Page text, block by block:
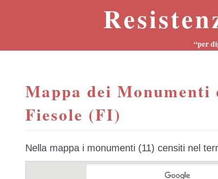
“per
Mappa dei Monumenti
Fiesole (FI)
Nella mappa i monumenti (11) censiti nel